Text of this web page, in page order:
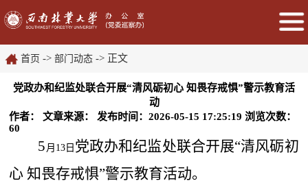
首页 -> 部门动态 -> 正文
党政办和纪监处联合开展“清风砺初心 知畏存戒惧”警示教育活
动
作者：
文章来源： 发布时间：2026-05-15 17:25:19 浏览次数：
60
5 月 13日 党政办和纪监处联合开展“清风砺初
心 知畏存戒惧”警示教育活动。